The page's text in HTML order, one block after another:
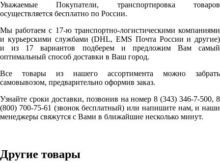
Уважаемые Покупатели, транспортировка товаров
осуществляется бесплатно по России.
Мы работаем с 17-ю транспортно-логистическими компаниями
и курьерскими службами (DHL, EMS Почта России и другие)
и из 17 вариантов подберем и предложим Вам самый
оптимальный способ доставки в Ваш город.
Все товары из нашего ассортимента можно забрать
самовывозом, предварительно оформив заказ.
Узнайте сроки доставки, позвонив на номер 8 (343) 346-7-500, 8
(800) 700-75-61 (звонок бесплатный) или напишите нам, и наши
менеджеры свяжутся с Вами в ближайшие несколько минут.
Другие товары